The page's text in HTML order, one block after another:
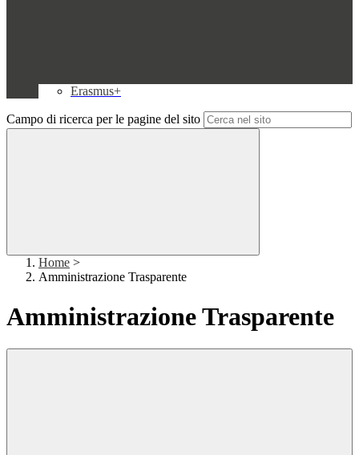
Erasmus+
Campo di ricerca per le pagine del sito
Home >
Amministrazione Trasparente
Amministrazione Trasparente